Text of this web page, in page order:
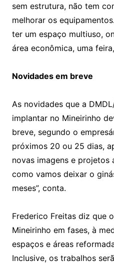
sem estrutura, não tem
melhorar os
ter um espaço multiuso,
área econômica, uma
Novidades em breve
As novidades que a
implantar no Mineirinho
breve, segundo o
próximos 20 ou 25 dias,
novas imagens e
como vamos deixar o
meses”, conta.
Frederico Freitas diz que
Mineirinho em fases, à
espaços e áreas
Inclusive, os trabalhos